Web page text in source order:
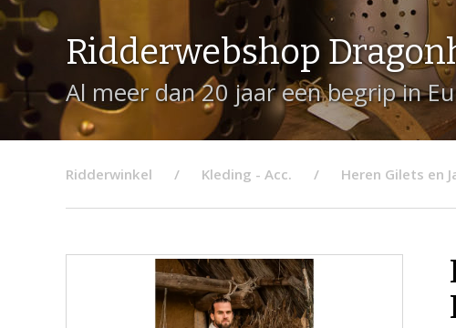
Ridderwebshop
Al meer dan 20 jaar een begrip in
Ridderwinkel Kleding - Acc. Heren Gilets en